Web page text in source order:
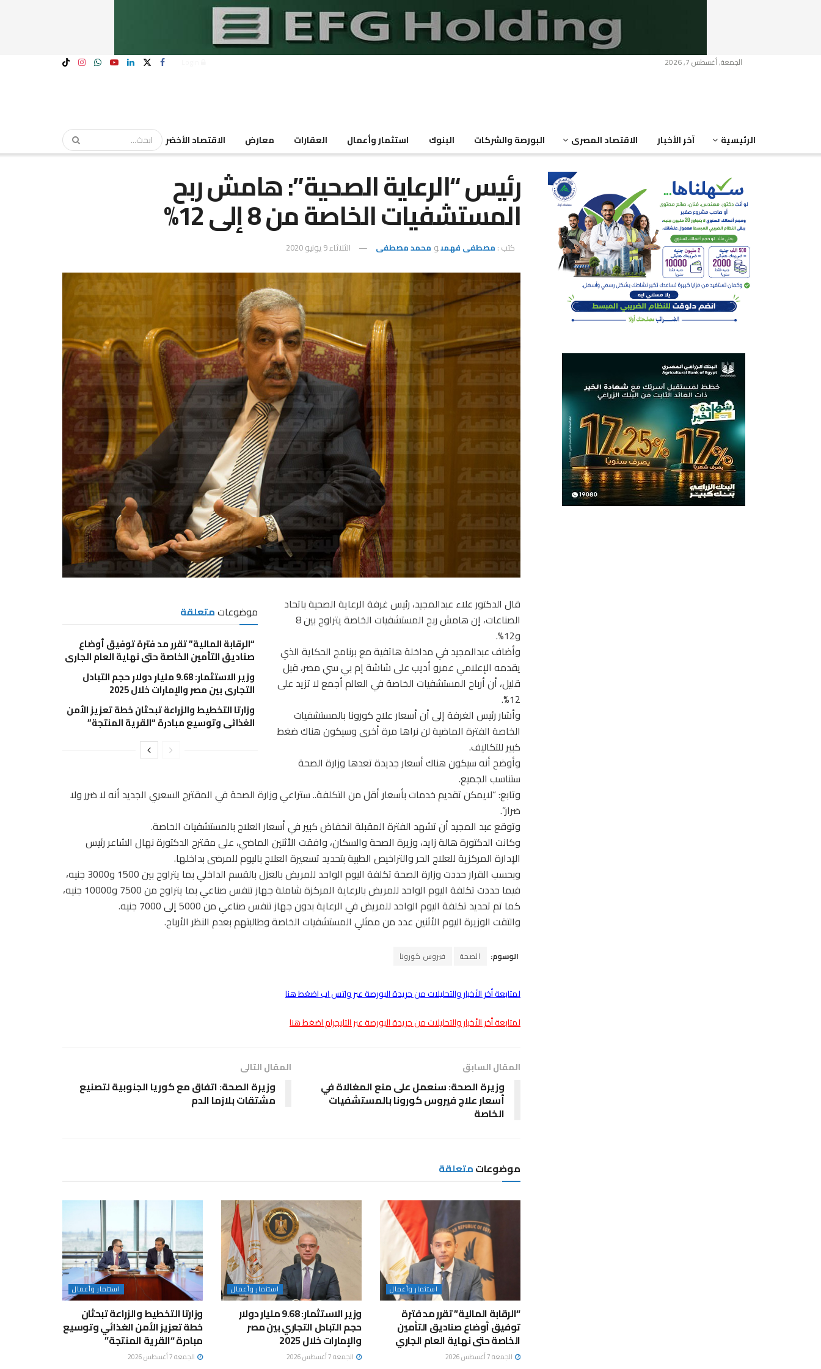
الجمعة, أغسطس 7, 2026
الرئيسية آخر الأخبار الاقتصاد المصرى البورصة والشركات البنوك استثمار وأعمال العقارات معارض الاقتصاد الأخضر
رئيس “الرعاية الصحية”: هامش ربح
المستشفيات الخاصة من 8 إلى 12%
كتب : مصطفى فهمىو محمد مصطفى الثلاثاء 9 يونيو 2020
موضوعاتمتعلقة
“الرقابة المالية” تقرر مد فترة توفيق أوضاع
صناديق التأمين الخاصة حتى نهاية العام الجاري
وزير الاستثمار: 9.68 مليار دولار حجم التبادل
التجاري بين مصر والإمارات خلال 2025
وزارتا التخطيط والزراعة تبحثان خطة تعزيز الأمن
الغذائي وتوسيع مبادرة “القرية المنتجة”
قال الدكتور علاء عبدالمجيد، رئيس غرفة الرعاية الصحية باتحاد
الصناعات، إن هامش ربح المستشفيات الخاصة يتراوح بين 8
و12%.
وأضاف عبدالمجيد في مداخلة هاتفية مع برنامج الحكاية الذي
يقدمه الإعلامي عمرو أديب على شاشة إم بي سي مصر، قبل
قليل، أن أرباح المستشفيات الخاصة في العالم أجمع لا تزيد على
12%.
وأشار رئيس الغرفة إلى أن أسعار علاج كورونا بالمستشفيات
الخاصة الفترة الماضية لن نراها مرة أخرى وسيكون هناك ضغط
كبير للتكاليف.
وأوضح أنه سيكون هناك أسعار جديدة تعدها وزارة الصحة
ستناسب الجميع.
وتابع: “لايمكن تقديم خدمات بأسعار أقل من التكلفة.. ستراعي وزارة الصحة في المقترح السعري الجديد أنه لا ضرر ولا
ضرار”.
وتوقع عبد المجيد أن تشهد الفترة المقبلة انخفاض كبير في أسعار العلاج بالمستشفيات الخاصة.
وكانت الدكتورة هالة زايد، وزيرة الصحة والسكان، وافقت الأثنين الماضي، على مقترح الدكتورة نهال الشاعر رئيس
الإدارة المركزية للعلاج الحر والتراخيص الطبية بتحديد تسعيرة العلاج باليوم للمرضى بداخلها.
وبحسب القرار حددت وزارة الصحة تكلفة اليوم الواحد للمريض بالعزل بالقسم الداخلي بما يتراوح بين 1500 و3000 جنيه،
فيما حددت تكلفة اليوم الواحد للمريض بالرعاية المركزة شاملة جهاز تنفس صناعي بما يتراوح من 7500 و10000 جنيه،
كما تم تحديد تكلفة اليوم الواحد للمريض في الرعاية بدون جهاز تنفس صناعي من 5000 إلى 7000 جنيه.
والتقت الوزيرة اليوم الأثنين عدد من ممثلي المستشفيات الخاصة وطالبتهم بعدم النظر الأرباح.
الوسوم: الصحة فيروس كورونا
لمتابعة أخر الأخبار والتحليلات من جريدة البورصة عبر واتس اب اضغط هنا
لمتابعة أخر الأخبار والتحليلات من جريدة البورصة عبر التليجرام اضغط هنا
المقال السابق
وزيرة الصحة: سنعمل على منع المغالاة في
أسعار علاج فيروس كورونا بالمستشفيات
الخاصة
المقال التالى
وزيرة الصحة: اتفاق مع كوريا الجنوبية لتصنيع
مشتقات بلازما الدم
موضوعاتمتعلقة
استثمار وأعمال
“الرقابة المالية” تقرر مد فترة
توفيق أوضاع صناديق التأمين
الخاصة حتى نهاية العام الجاري
الجمعة 7 أغسطس 2026
استثمار وأعمال
وزير الاستثمار: 9.68 مليار دولار
حجم التبادل التجاري بين مصر
والإمارات خلال 2025
الجمعة 7 أغسطس 2026
استثمار وأعمال
وزارتا التخطيط والزراعة تبحثان
خطة تعزيز الأمن الغذائي وتوسيع
مبادرة “القرية المنتجة”
الجمعة 7 أغسطس 2026